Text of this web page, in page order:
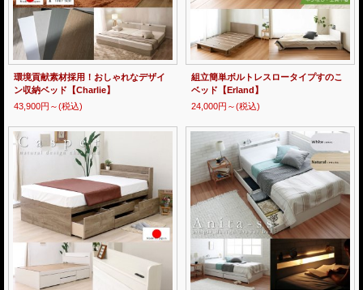
環境貢献素材採用！おしゃれなデザイ
ン収納ベッド【Charlie】
43,900円～(税込)
組立簡単ボルトレスロータイプすのこ
ベッド【Erland】
24,000円～(税込)